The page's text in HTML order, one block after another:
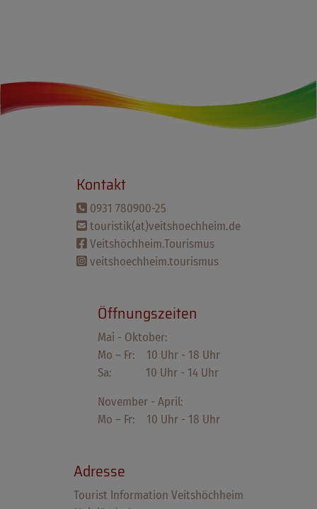
Kontakt
0931 780900-25
touristik(at)veitshoechheim.de
Veitshöchheim.Tourismus
veitshoechheim.tourismus
Öffnungszeiten
Mai - Oktober:
Mo – Fr: 10 Uhr - 18 Uhr
Sa: 10 Uhr - 14 Uhr
November - April:
Mo – Fr: 10 Uhr - 18 Uhr
Adresse
Tourist Information Veitshöchheim